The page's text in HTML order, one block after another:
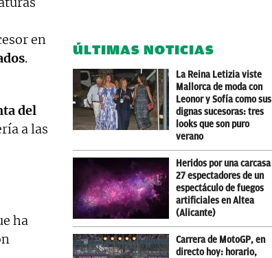
en
.
del
a las
ha
ÚLTIMAS NOTICIAS
La Reina Letizia viste
Mallorca de moda con
Leonor y Sofía como sus
dignas sucesoras: tres
looks que son puro
verano
Heridos por una carcasa
27 espectadores de un
espectáculo de fuegos
artificiales en Altea
(Alicante)
Carrera de MotoGP, en
directo hoy: horario,